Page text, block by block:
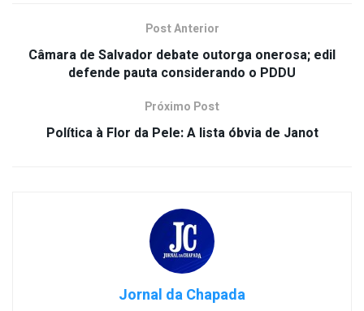
Post Anterior
Câmara de Salvador debate outorga onerosa; edil
defende pauta considerando o PDDU
Próximo Post
Política à Flor da Pele: A lista óbvia de Janot
Jornal da Chapada